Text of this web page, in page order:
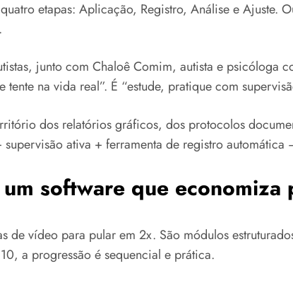
etapas: Aplicação, Registro, Análise e Ajuste.
junto com Chaloê Comim, autista e psicóloga
na vida real”. É “estude, pratique com
dos relatórios gráficos, dos protocolos
ativa + ferramenta de registro
software que economiza
vídeo para pular em 2x. São módulos
a progressão é sequencial e prática.